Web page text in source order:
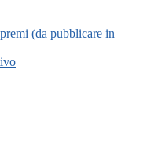
(da pubblicare in